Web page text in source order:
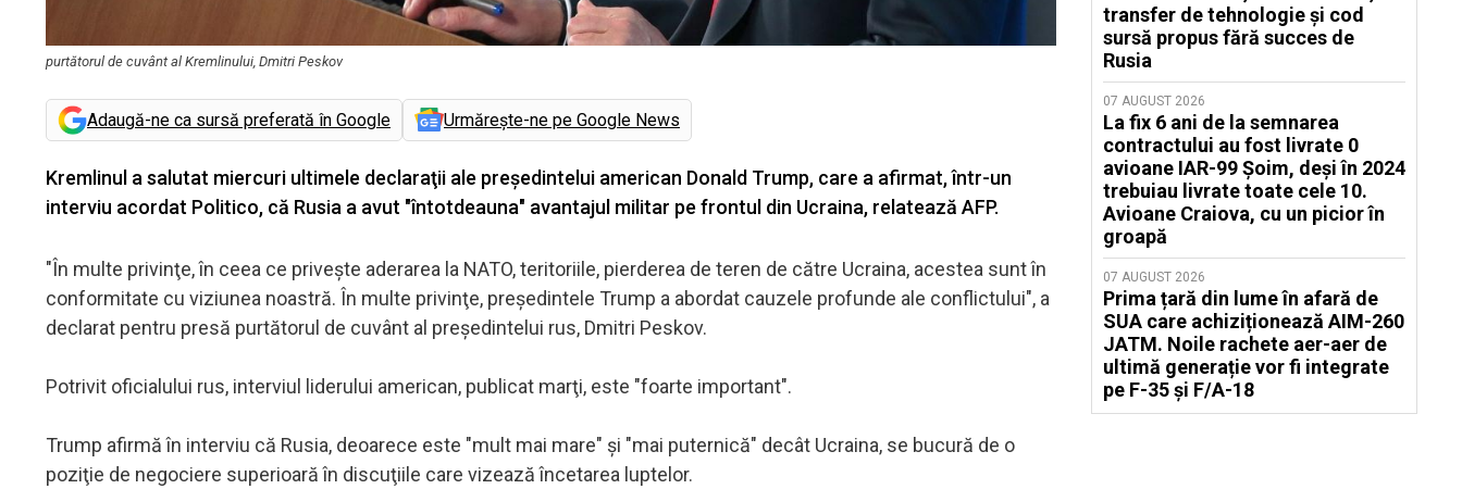
purtătorul de cuvânt al Kremlinului, Dmitri Peskov
Adaugă-ne ca sursă preferată în Google Urmărește-ne pe Google News
Kremlinul a salutat miercuri ultimele declaraţii ale preşedintelui american Donald Trump, care a afirmat, într-un
interviu acordat Politico, că Rusia a avut "întotdeauna" avantajul militar pe frontul din Ucraina, relatează AFP.
"În multe privinţe, în ceea ce priveşte aderarea la NATO, teritoriile, pierderea de teren de către Ucraina, acestea sunt în
conformitate cu viziunea noastră. În multe privinţe, preşedintele Trump a abordat cauzele profunde ale conflictului", a
declarat pentru presă purtătorul de cuvânt al preşedintelui rus, Dmitri Peskov.
Potrivit oficialului rus, interviul liderului american, publicat marţi, este "foarte important".
Trump afirmă în interviu că Rusia, deoarece este "mult mai mare" şi "mai puternică" decât Ucraina, se bucură de o
poziţie de negociere superioară în discuţiile care vizează încetarea luptelor.
transfer de tehnologie și cod
sursă propus fără succes de
Rusia
07 AUGUST 2026
La fix 6 ani de la semnarea
contractului au fost livrate 0
avioane IAR-99 Șoim, deși în 2024
trebuiau livrate toate cele 10.
Avioane Craiova, cu un picior în
groapă
07 AUGUST 2026
Prima țară din lume în afară de
SUA care achiziționează AIM-260
JATM. Noile rachete aer-aer de
ultimă generație vor fi integrate
pe F-35 și F/A-18